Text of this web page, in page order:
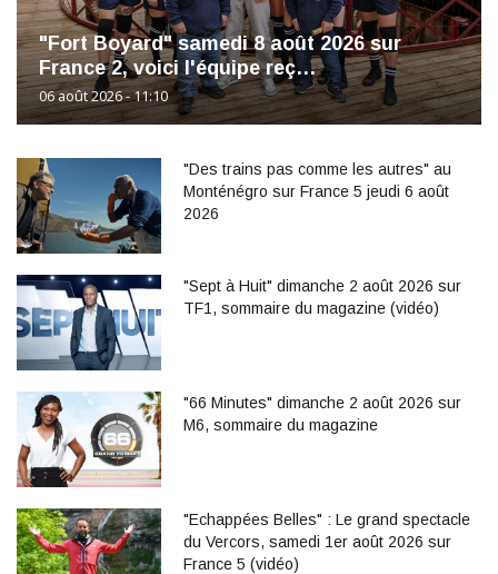
"Fort Boyard" samedi 8 août 2026 sur
France 2, voici l'équipe reç…
06 août 2026 - 11:10
"Des trains pas comme les autres" au
Monténégro sur France 5 jeudi 6 août
2026
"Sept à Huit" dimanche 2 août 2026 sur
TF1, sommaire du magazine (vidéo)
"66 Minutes" dimanche 2 août 2026 sur
M6, sommaire du magazine
"Echappées Belles" : Le grand spectacle
du Vercors, samedi 1er août 2026 sur
France 5 (vidéo)